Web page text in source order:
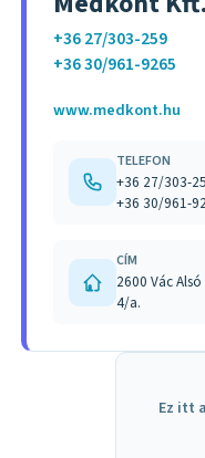
+36 27/303-259
+36 30/961-9265
www.medkont.hu
TELEFON
+36 27/303-
+36 30/961-
CÍM
2600 Vác
4/a.
Ez itt